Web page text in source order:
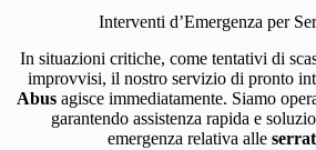
Interventi d’Emergenza per
In situazioni critiche, come tentativi di
improvvisi, il nostro servizio di pronto
Abus agisce immediatamente. Siamo
garantendo assistenza rapida e
emergenza relativa alle